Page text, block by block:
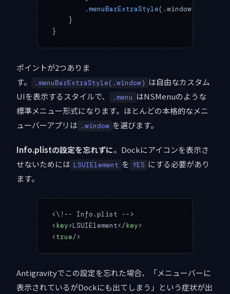
        .
menuBarExtraStyle(.window)
    }
}
ポイントが2つありま
す。
.menuBarExtraStyle(.window) は自由なカスタム
UIを表示するスタイルで、
.menu はNSMenuのような
標準メニュー形式になります。ほとんどの本格的なメニ
ューバーアプリは .window を選びます。
Info.plistの設定を忘れずに。Dockにアイコンを表示さ
せないためには LSUIElement を YES にする必要があり
ます。
<\!-- Info.plist -->
<key>LSUIElement</key>
<true/>
Antigravityでこの設定を忘れた場合、「メニューバーに
表示されているがDockにも出てしまう」という症状が出